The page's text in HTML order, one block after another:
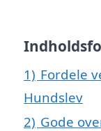
1) Fordele
Hundslev
2) Gode